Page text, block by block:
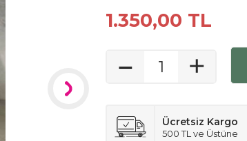
1.350,00 TL
Ücretsiz Kargo
500 TL ve Üstüne